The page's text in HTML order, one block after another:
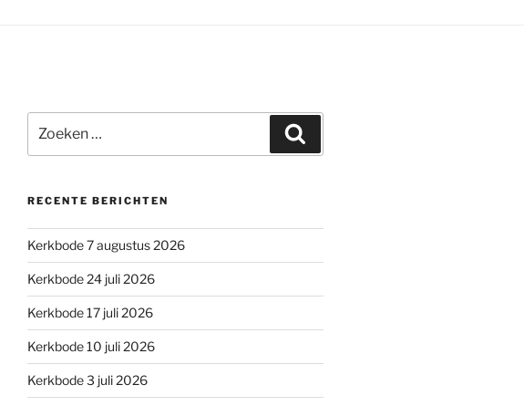
naar:
RECENTE BERICHTEN
Kerkbode 7 augustus 2026
Kerkbode 24 juli 2026
Kerkbode 17 juli 2026
Kerkbode 10 juli 2026
Kerkbode 3 juli 2026